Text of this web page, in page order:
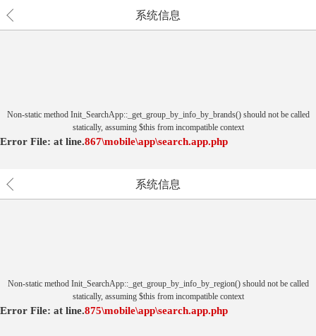
系统信息
Non-static method Init_SearchApp::_get_group_by_info_by_brands() should not be called
statically, assuming $this from incompatible context
Error File: \mobile\app\search.app.php
at 867
line.
系统信息
Non-static method Init_SearchApp::_get_group_by_info_by_region() should not be called
statically, assuming $this from incompatible context
Error File: \mobile\app\search.app.php
at 875
line.